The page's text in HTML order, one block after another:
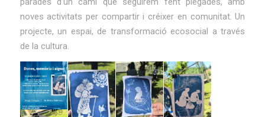
noves activitats per compartir i créixer en comunitat. Un
projecte, un espai, de transformació ecosocial a través
de la cultura.